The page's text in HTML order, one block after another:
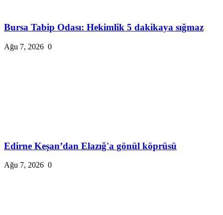
Bursa Tabip Odası: Hekimlik 5 dakikaya sığmaz
Ağu 7, 2026 0
Edirne Keşan’dan Elazığ'a gönül köprüsü
Ağu 7, 2026 0